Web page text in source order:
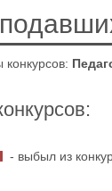
конкурсов:
- выбыл из